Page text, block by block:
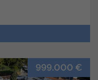
999.000 €